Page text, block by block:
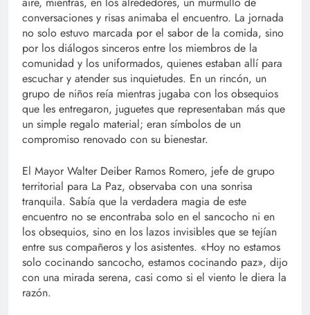
conversaciones y risas animaba el encuentro. La jornada
no solo estuvo marcada por el sabor de la comida, sino
por los diálogos sinceros entre los miembros de la
comunidad y los uniformados, quienes estaban allí para
escuchar y atender sus inquietudes. En un rincón, un
grupo de niños reía mientras jugaba con los obsequios
que les entregaron, juguetes que representaban más que
un simple regalo material; eran símbolos de un
compromiso renovado con su bienestar.
El Mayor Walter Deiber Ramos Romero, jefe de grupo
territorial para La Paz, observaba con una sonrisa
tranquila. Sabía que la verdadera magia de este
encuentro no se encontraba solo en el sancocho ni en
los obsequios, sino en los lazos invisibles que se tejían
entre sus compañeros y los asistentes. «Hoy no estamos
solo cocinando sancocho, estamos cocinando paz», dijo
con una mirada serena, casi como si el viento le diera la
razón.